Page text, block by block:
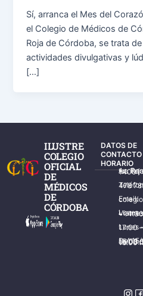
Sí, arranca el Mes del
el Colegio de Médicos de
Roja de Córdoba, se trata
actividades divulgativas y
[…]
ILUSTRE
COLEGIO
OFICIAL
DE
MÉDICOS
DE
CÓRDOBA
DATOS DE
CONTACTO
HORARIO
Av. Ronda de los
Teléfonos: 957 478
Email:
Lunes – Viernes: 08:30
Lunes –
Del 15/06 al 15/09 de L – V de 08:00 –